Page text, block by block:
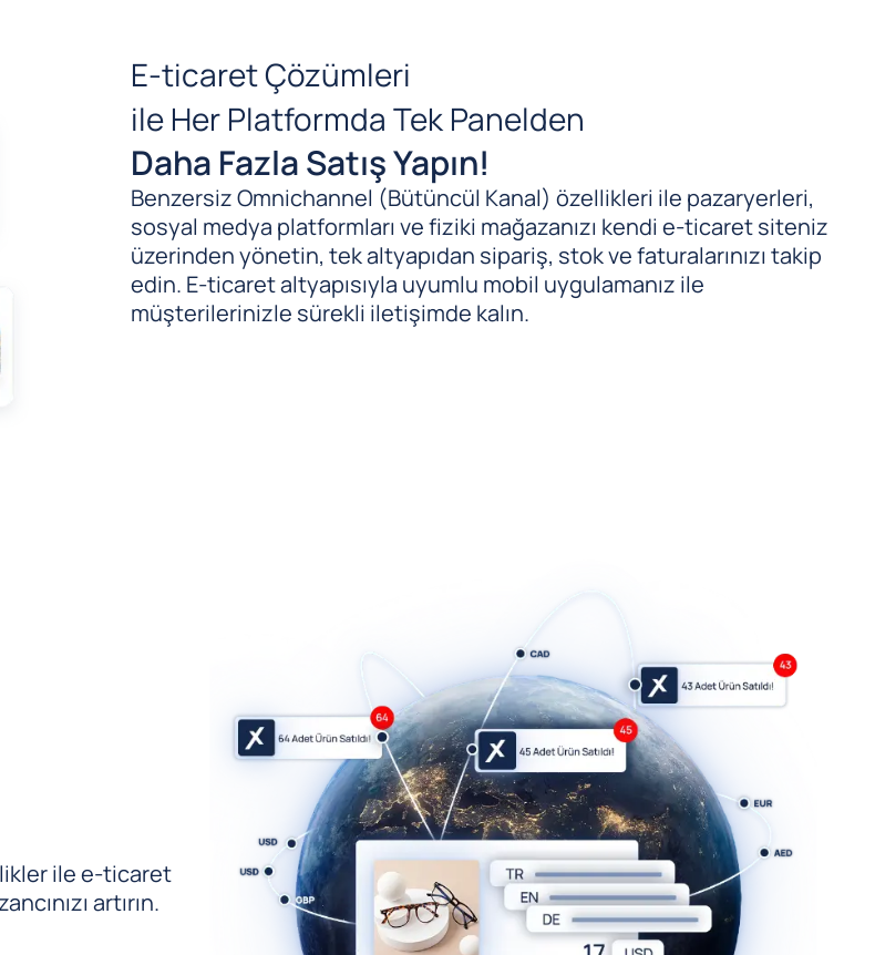
E-ticaret Çözümleri
ile Her Platformda Tek Panelden
Daha Fazla Satış Yapın!
Benzersiz Omnichannel (Bütüncül Kanal) özellikleri ile pazaryerleri,
sosyal medya platformları ve fiziki mağazanızı kendi e-ticaret siteniz
üzerinden yönetin, tek altyapıdan sipariş, stok ve faturalarınızı takip
edin. E-ticaret altyapısıyla uyumlu mobil uygulamanız ile
müşterilerinizle sürekli iletişimde kalın.
ile e-ticaret
artırın.